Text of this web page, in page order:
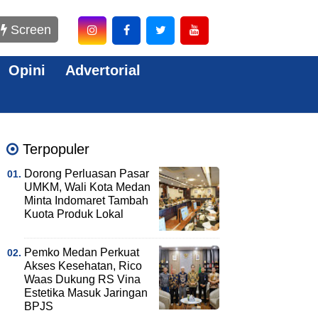
Screen
Opini Advertorial
Terpopuler
Dorong Perluasan Pasar
UMKM, Wali Kota Medan
Minta Indomaret Tambah
Kuota Produk Lokal
Pemko Medan Perkuat
Akses Kesehatan, Rico
Waas Dukung RS Vina
Estetika Masuk Jaringan
BPJS